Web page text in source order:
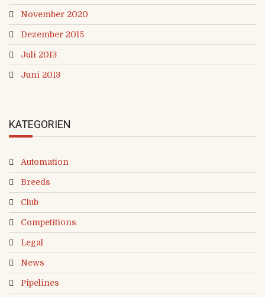
November 2020
Dezember 2015
Juli 2013
Juni 2013
KATEGORIEN
Automation
Breeds
Club
Competitions
Legal
News
Pipelines